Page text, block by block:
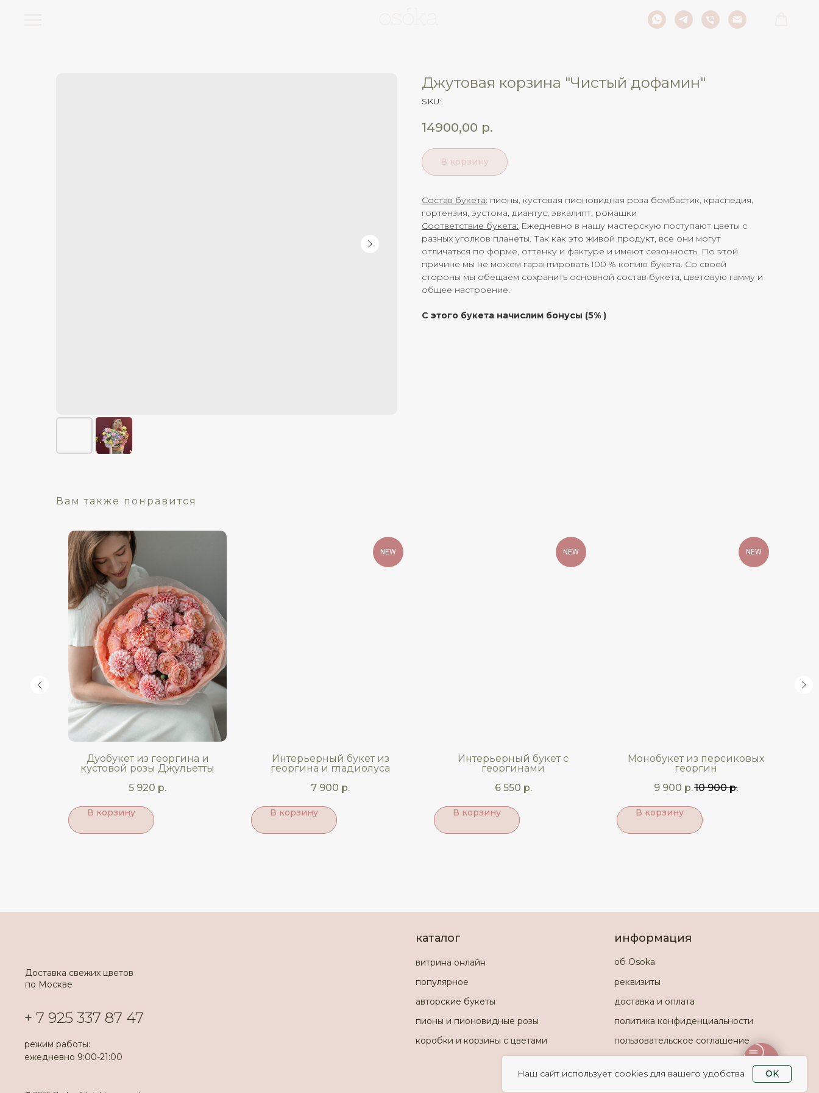
Джутовая корзина "Чистый дофамин"
SKU:
14900,00 р.
В корзину
Состав букета: пионы, кустовая пионовидная роза бомбастик, краспедия,
гортензия, эустома, диантус, эвкалипт, ромашки
Соответствие букета: Ежедневно в нашу мастерскую поступают цветы с
разных уголков планеты. Так как это живой продукт, все они могут
отличаться по форме, оттенку и фактуре и имеют сезонность. По этой
причине мы не можем гарантировать 100 % копию букета. Со своей
стороны мы обещаем сохранить основной состав букета, цветовую гамму и
общее настроение.
С этого букета начислим бонусы (5% )
Вам также понравится
Дуобукет из георгина и
кустовой розы Джульетты
5 920 р.
В корзину
NEW
Интерьерный букет из
георгина и гладиолуса
7 900 р.
В корзину
NEW
Интерьерный букет с
георгинами
6 550 р.
В корзину
NEW
Монобукет из персиковых
георгин
9 900 р.10 900 р.
В корзину
Доставка свежих цветов
по Москве
популярное
авторские букеты
пионы и пионовидные розы
коробки и корзины с цветами
доставка и оплата
об Osoka
политика конфиденциальности
реквизиты
каталог информация
пользовательское соглашение
витрина онлайн
+ 7 925 337 87 47
режим работы:
ежедневно 9:00-21:00
Наш сайт использует cookies для вашего удобства
OK